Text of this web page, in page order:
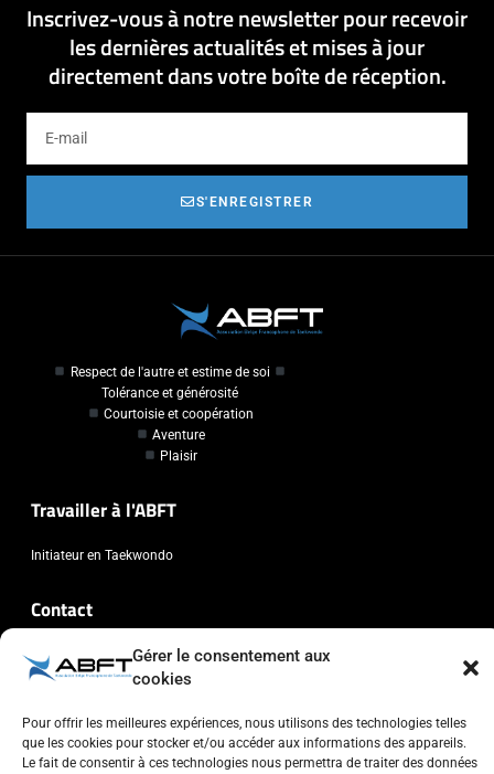
Gérer le consentement aux
cookies
Pour offrir les meilleures expériences, nous utilisons des technologies telles
que les cookies pour stocker et/ou accéder aux informations des appareils.
Le fait de consentir à ces technologies nous permettra de traiter des données
Inscrivez-vous à notre newsletter pour recevoir
les dernières actualités et mises à jour
directement dans votre boîte de réception.
S'ENREGISTRER
Respect de l'autre et estime de soi
Tolérance et générosité
Courtoisie et coopération
Aventure
Plaisir
Travailler à l'ABFT
Initiateur en Taekwondo
Contact
Association Belge Francophone de Taekwondo
Chaussée de Wavre, 2057 - 1160 Auderghem
+32 (0)2 347 34 77